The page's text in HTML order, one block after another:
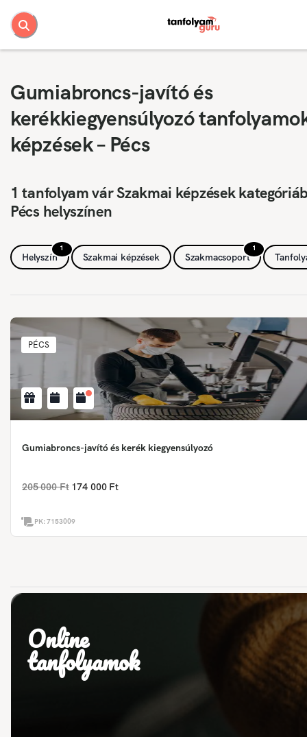
Gumiabroncs-javító és
kerékkiegyensúlyozó
képzések – Pécs
1 tanfolyam vár Szakmai képzések
Pécs helyszínen
1
Helyszín Szakmai képzések
1
Szakmacsoport
PÉCS
Gumiabroncs-javító és kerék kiegyensúlyozó
205 000 Ft 174 000 Ft
PK:7153009
Online
tanfolyamok